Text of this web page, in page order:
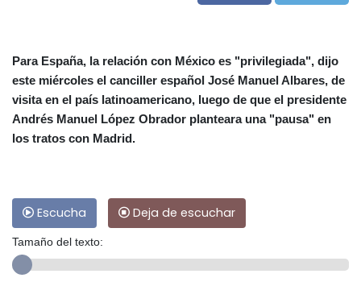
Para España, la relación con México es "privilegiada", dijo
este miércoles el canciller español José Manuel Albares, de
visita en el país latinoamericano, luego de que el presidente
Andrés Manuel López Obrador planteara una "pausa" en
los tratos con Madrid.
Escucha Deja de escuchar
Tamaño del texto: